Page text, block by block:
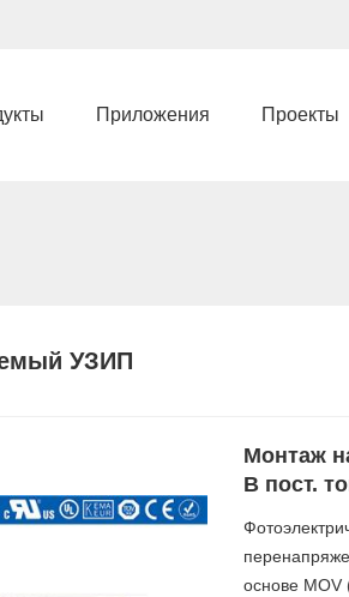
Приложения Проекты
УЗИП
Монтаж
В пост.
основе MOV